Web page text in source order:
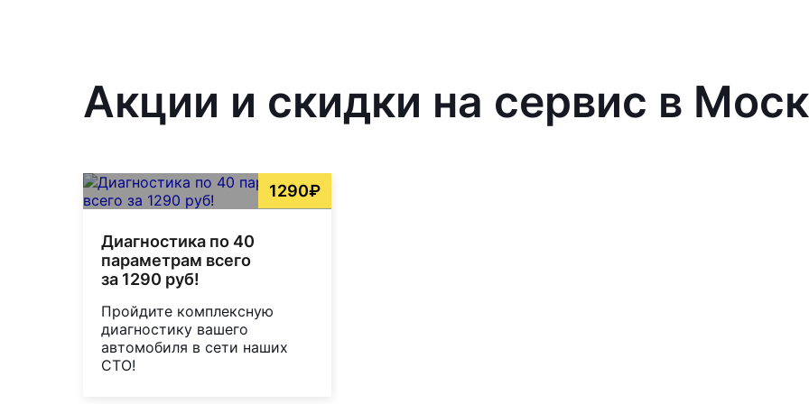
Акции и скидки на сервис в
1290₽
Диагностика по 40
параметрам всего
за 1290 руб!
Пройдите комплексную
диагностику вашего
автомобиля в сети наших
СТО!